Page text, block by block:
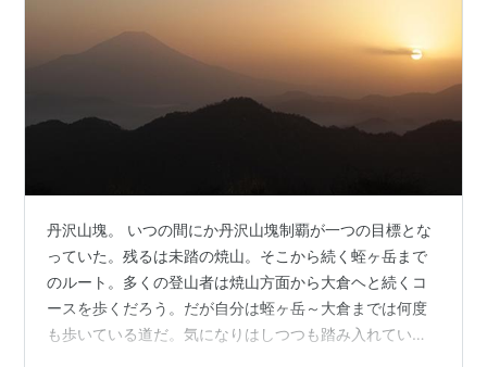
丹沢山塊。 いつの間にか丹沢山塊制覇が一つの目標とな
っていた。残るは未踏の焼山。そこから続く蛭ヶ岳まで
のルート。多くの登山者は焼山方面から大倉ヘと続くコ
ースを歩くだろう。だが自分は蛭ヶ岳～大倉までは何度
も歩いている道だ。気になりはしつつも踏み入れていな